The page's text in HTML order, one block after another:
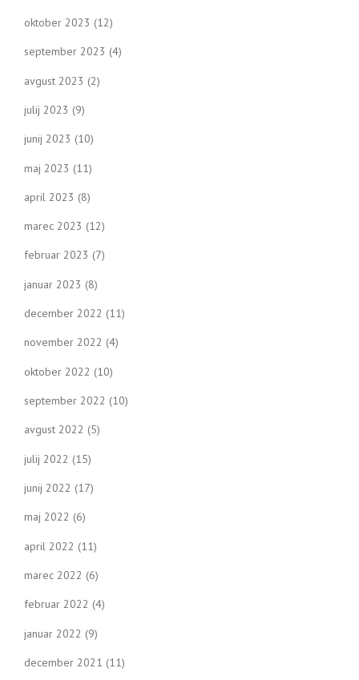
oktober 2023 (12)
september 2023 (4)
avgust 2023 (2)
julij 2023 (9)
junij 2023 (10)
maj 2023 (11)
april 2023 (8)
marec 2023 (12)
februar 2023 (7)
januar 2023 (8)
december 2022 (11)
november 2022 (4)
oktober 2022 (10)
september 2022 (10)
avgust 2022 (5)
julij 2022 (15)
junij 2022 (17)
maj 2022 (6)
april 2022 (11)
marec 2022 (6)
februar 2022 (4)
januar 2022 (9)
december 2021 (11)